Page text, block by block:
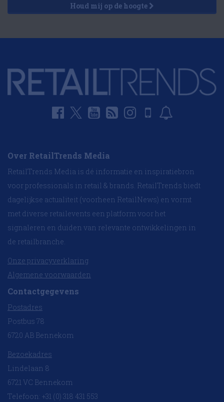
Houd mij op de hoogte
Over RetailTrends Media
RetailTrends Media is dé informatie en inspiratiebron
voor professionals in retail & brands. RetailTrends biedt
dagelijkse actualiteit (voorheen RetailNews) en vormt
met diverse retailevents een platform voor het
signaleren en duiden van relevante ontwikkelingen in
de retailbranche.
Onze privacyverklaring
Algemene voorwaarden
Contactgegevens
Postadres
Postbus 78
6720 AB Bennekom
Bezoekadres
Lindelaan 8
6721 VC Bennekom
Telefoon: +31 (0) 318 431 553